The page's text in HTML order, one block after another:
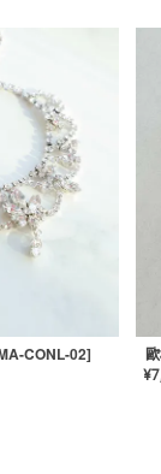
CONL-02]
¥